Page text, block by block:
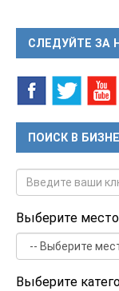
СЛЕДУЙТЕ ЗА
ПОИСК В
Выберите
Выберите